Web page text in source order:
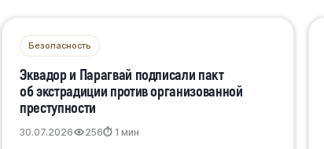
Безопасность
Эквадор и Парагвай подписали пакт
об экстрадиции против организованной
преступности
30.07.2026 256⏱ 1 мин